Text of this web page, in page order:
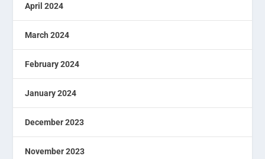
April 2024
March 2024
February 2024
January 2024
December 2023
November 2023